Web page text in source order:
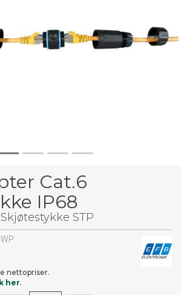
Cat.6
IP68
STP
nettopriser.
her.